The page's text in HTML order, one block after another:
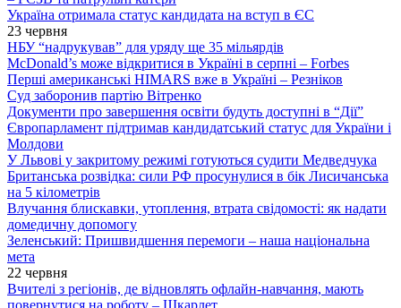
Україна отримала статус кандидата на вступ в ЄС
23 червня
НБУ “надрукував” для уряду ще 35 мільярдів
McDonald’s може відкритися в Україні в серпні – Forbes
Перші американські HIMARS вже в Україні – Резніков
Суд заборонив партію Вітренко
Документи про завершення освіти будуть доступні в “Дії”
Європарламент підтримав кандидатський статус для України і
Молдови
У Львові у закритому режимі готуються судити Медведчука
Британська розвідка: сили РФ просунулися в бік Лисичанська
на 5 кілометрів
Влучання блискавки, утоплення, втрата свідомості: як надати
домедичну допомогу
Зеленський: Пришвидшення перемоги – наша національна
мета
22 червня
Вчителі з регіонів, де відновлять офлайн-навчання, мають